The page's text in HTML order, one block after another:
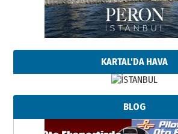
KARTAL'DA HAVA
BLOG